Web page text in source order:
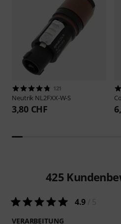
121
Neutrik NL2FXX-W-S
3,80 CHF
425
4.9
VERARBEITUNG